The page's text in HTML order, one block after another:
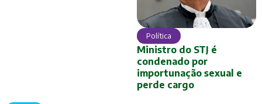
Política
Ministro do STJ é
condenado por
importunação sexual e
perde cargo